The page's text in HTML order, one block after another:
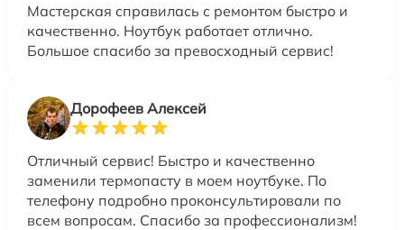
Мастерская справилась с ремонтом быстро и
качественно. Ноутбук работает отлично.
Большое спасибо за превосходный сервис!
Дорофеев Алексей
Отличный сервис! Быстро и качественно
заменили термопасту в моем ноутбуке. По
телефону подробно проконсультировали по
всем вопросам. Спасибо за профессионализм!